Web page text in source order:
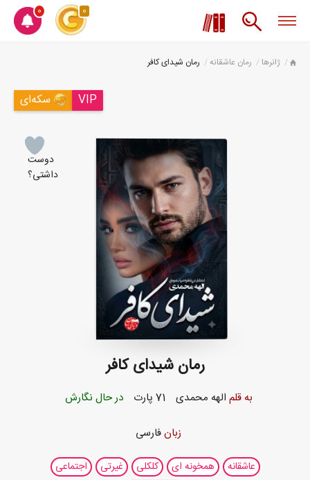
0 0
ژانرها رمان عاشقانه رمان شیدای کافر
سکه‌ای VIP
دوست
داشتی؟
رمان شیدای کافر
به قلم الهه محمدی 71 پارت در حال نگارش
زبانفارسی
عاشقانه همخونه ای کلکلی غیرتی
اجتماعی